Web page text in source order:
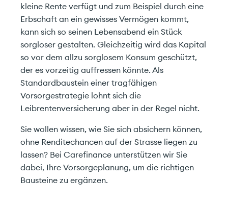
kleine Rente verfügt und zum Beispiel durch eine
Erbschaft an ein gewisses Vermögen kommt,
kann sich so seinen Lebensabend ein Stück
sorgloser gestalten. Gleichzeitig wird das Kapital
so vor dem allzu sorglosem Konsum geschützt,
der es vorzeitig auffressen könnte. Als
Standardbaustein einer tragfähigen
Vorsorgestrategie lohnt sich die
Leibrentenversicherung aber in der Regel nicht.
Sie wollen wissen, wie Sie sich absichern können,
ohne Renditechancen auf der Strasse liegen zu
lassen? Bei Carefinance unterstützen wir Sie
dabei, Ihre Vorsorgeplanung, um die richtigen
Bausteine zu ergänzen.